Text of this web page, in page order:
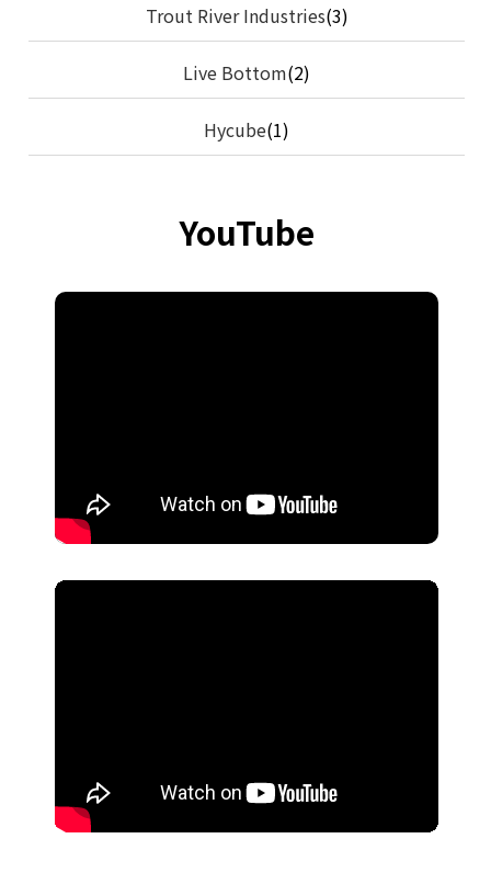
Trout River Industries(3)
Live Bottom(2)
Hycube(1)
YouTube